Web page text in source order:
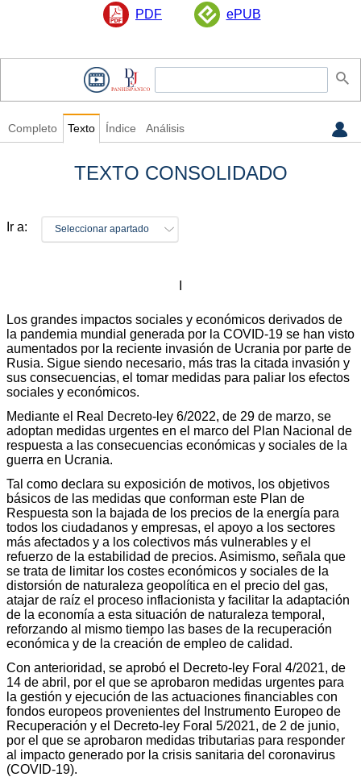
PDF ePUB
Completo Texto Índice Análisis
TEXTO CONSOLIDADO
Ir a: Seleccionar apartado
Los grandes impactos sociales y económicos derivados de
la pandemia mundial generada por la COVID-19 se han visto
aumentados por la reciente invasión de Ucrania por parte de
Rusia. Sigue siendo necesario, más tras la citada invasión y
sus consecuencias, el tomar medidas para paliar los efectos
sociales y económicos.
Mediante el Real Decreto-ley 6/2022, de 29 de marzo, se
adoptan medidas urgentes en el marco del Plan Nacional de
respuesta a las consecuencias económicas y sociales de la
guerra en Ucrania.
Tal como declara su exposición de motivos, los objetivos
básicos de las medidas que conforman este Plan de
Respuesta son la bajada de los precios de la energía para
todos los ciudadanos y empresas, el apoyo a los sectores
más afectados y a los colectivos más vulnerables y el
refuerzo de la estabilidad de precios. Asimismo, señala que
se trata de limitar los costes económicos y sociales de la
distorsión de naturaleza geopolítica en el precio del gas,
atajar de raíz el proceso inflacionista y facilitar la adaptación
de la economía a esta situación de naturaleza temporal,
reforzando al mismo tiempo las bases de la recuperación
económica y de la creación de empleo de calidad.
Con anterioridad, se aprobó el Decreto-ley Foral 4/2021, de
14 de abril, por el que se aprobaron medidas urgentes para
la gestión y ejecución de las actuaciones financiables con
fondos europeos provenientes del Instrumento Europeo de
Recuperación y el Decreto-ley Foral 5/2021, de 2 de junio,
por el que se aprobaron medidas tributarias para responder
al impacto generado por la crisis sanitaria del coronavirus
(COVID-19).